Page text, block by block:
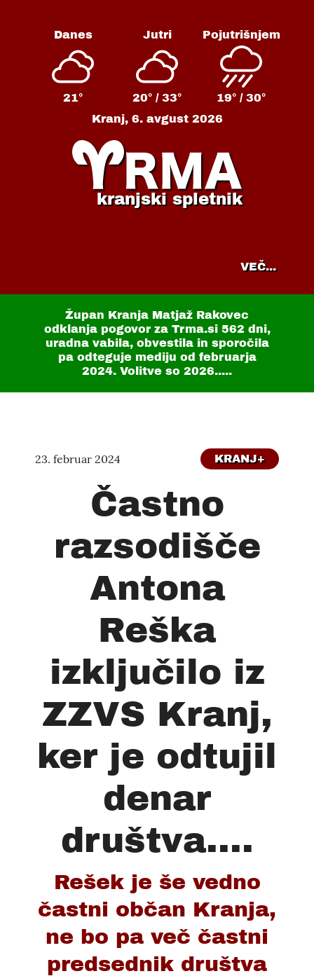
Danes
21°
Jutri
20° / 33°
Pojutrišnjem
19° / 30°
Kranj, 6. avgust 2026
kranjski spletnik
VEČ...
Župan Kranja Matjaž Rakovec
odklanja pogovor za Trma.si 562 dni,
uradna vabila, obvestila in sporočila
pa odteguje mediju od februarja
2024. Volitve so 2026.....
23. februar 2024 KRANJ+
Častno
razsodišče
Antona
Reška
izključilo iz
ZZVS Kranj,
ker je odtujil
denar
društva....
Rešek je še vedno
častni občan Kranja,
ne bo pa več častni
predsednik društva